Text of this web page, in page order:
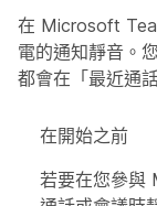
在 Microsoft
電的通知靜音。
都會在「最近通
在開始之前
若要在您參與